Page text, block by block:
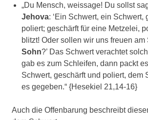
„Du Mensch, weissage! Du sollst
Jehova: ‘Ein Schwert, ein Schwert,
poliert; geschärft für eine Metzelei,
blitzt! Oder sollen wir uns freuen am
Sohn?’ Das Schwert verachtet
gab es zum Schleifen, dann packt
Schwert, geschärft und poliert, dem
es gegeben.“ {Hesekiel 21,14-16}
Auch die Offenbarung beschreibt